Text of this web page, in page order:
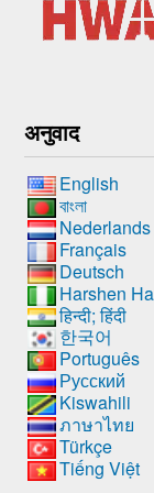
अनुवाद
English
বাংলা
Nederlands
Français
Deutsch
Harshen
हिन्दी; हिंदी
한국어
Português
Русский
Kiswahili
ภาษาไทย
Türkçe
Tiếng Việt